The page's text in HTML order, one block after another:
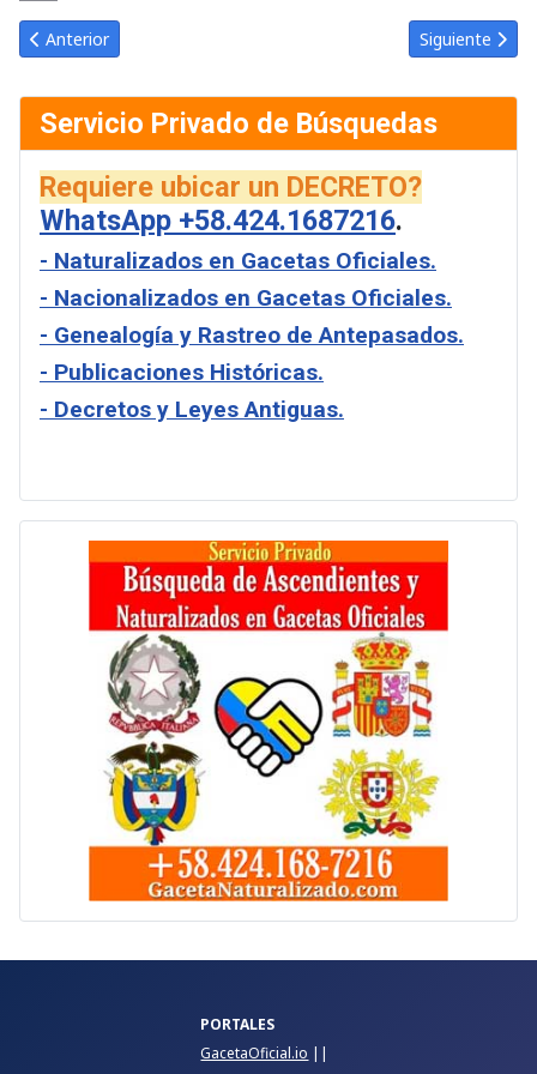
Link
Email
Artículo anterior: Gaceta Oficial de Venezuela #23439 del jueves
Anterior Artículo
Siguiente
Servicio Privado de Búsquedas
Requiere ubicar un DECRETO?
WhatsApp +58.424.1687216.
- Naturalizados en Gacetas Oficiales.
- Nacionalizados en Gacetas Oficiales.
- Genealogía y Rastreo de Antepasados.
- Publicaciones Históricas.
- Decretos y Leyes Antiguas.
PORTALES
GacetaOficial.io ||